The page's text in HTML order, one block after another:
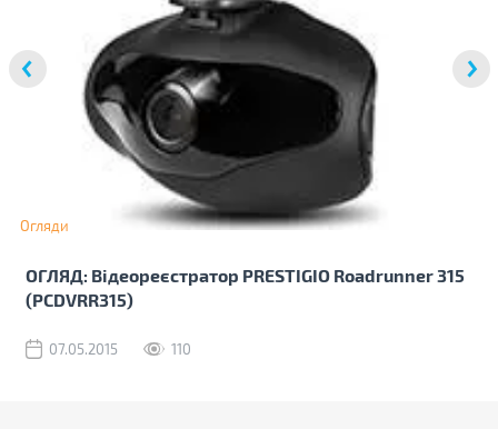
Огляди
ОГЛЯД: Відеореєстратор PRESTIGIO Roadrunner 315
(PCDVRR315)
07.05.2015 110